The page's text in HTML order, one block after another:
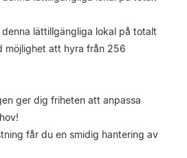
lättillgängliga lokal på totalt
möjlighet att hyra från 256
ger dig friheten att anpassa
får du en smidig hantering av